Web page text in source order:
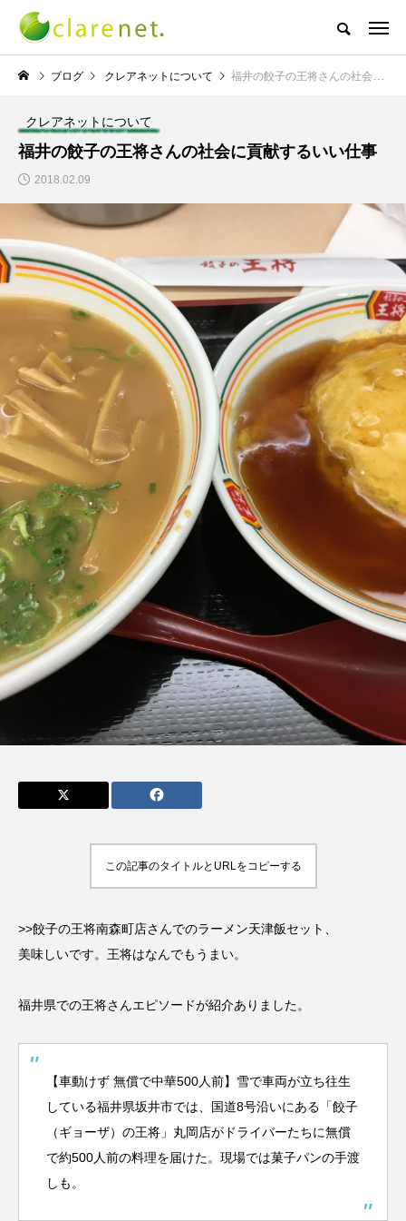
株式会社クレアネットの代表取締役ブログ
NEW POST
TECH BLOG
エレベーター広告とか
言うのか何なのか
admin
2026.04.10
W杯の優勝を目指す日
本代表と目標設定
admin
2026.07.17
ブログ クレアネットについて 福井の餃子の王将さんの社会に貢献するいい仕事
クレアネットについて
福井の餃子の王将さんの社会に貢献するいい仕事
2018.02.09
この記事のタイトルとURLをコピーする
>>餃子の王将南森町店さんでのラーメン天津飯セット
美味しいです。王将はなんでもうまい。
福井県での王将さんエピソードが紹介ありました。
【車動けず 無償で中華500人前】雪で車両が立ち往生
している福井県坂井市では、国道8号沿いにある「餃子
（ギョーザ）の王将」丸岡店がドライバーたちに無償
で約500人前の料理を届けた。現場では菓子パンの手渡
しも。